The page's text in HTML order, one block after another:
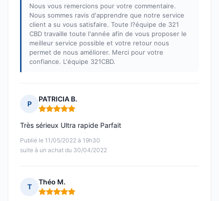
Nous vous remercions pour votre commentaire.
Nous sommes ravis d'apprendre que notre service
client a su vous satisfaire. Toute l?équipe de 321
CBD travaille toute l'année afin de vous proposer le
meilleur service possible et votre retour nous
permet de nous améliorer. Merci pour votre
confiance. L'équipe 321CBD.
P
PATRICIA B.
Note : 5 sur 5
Publié le 11/05/2022 à 19h30
suite à un achat du 30/04/2022
Très sérieux Ultra rapide Parfait
T
Théo M.
Note : 5 sur 5